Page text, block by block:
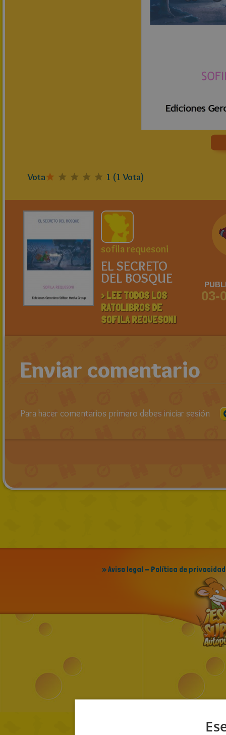
Vota 1 (1 Vota)
sofila requesoni
EL SECRETO
DEL BOSQUE
> LEE TODOS LOS
RATOLIBROS DE
SOFILA REQUESONI
03-
Enviar comentario
Para hacer comentarios primero debes iniciar sesión
» Aviso legal - Política de privacidad